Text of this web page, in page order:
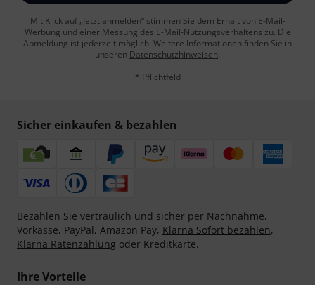
Mit Klick auf „Jetzt anmelden“ stimmen Sie dem Erhalt von E-Mail-
Werbung und einer Messung des E-Mail-Nutzungsverhaltens zu. Die
Abmeldung ist jederzeit möglich. Weitere Informationen finden Sie in
unseren Datenschutzhinweisen.
* Pflichtfeld
Sicher einkaufen & bezahlen
Bezahlen Sie vertraulich und sicher per Nachnahme,
Vorkasse, PayPal, Amazon Pay, Klarna Sofort bezahlen,
Klarna Ratenzahlung oder Kreditkarte.
Ihre Vorteile